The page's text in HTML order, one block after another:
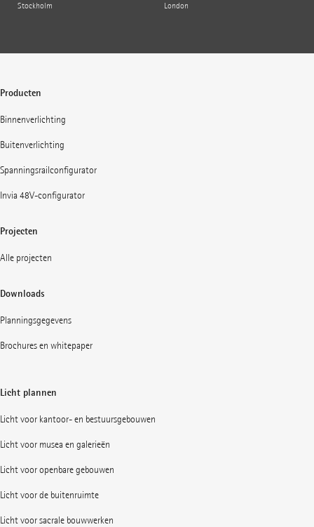
Stockholm London
Producten
Binnenverlichting
Buitenverlichting
Spanningsrailconfigurator
Invia 48V-configurator
Projecten
Alle projecten
Downloads
Planningsgegevens
Brochures en whitepaper
Licht plannen
Licht voor kantoor- en bestuursgebouwen
Licht voor musea en galerieën
Licht voor openbare gebouwen
Licht voor de buitenruimte
Licht voor sacrale bouwwerken